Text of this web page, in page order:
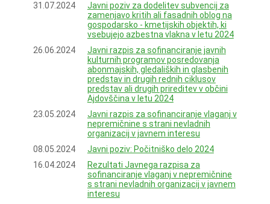
31.07.2024
Javni poziv za dodelitev subvencij za
zamenjavo kritih ali fasadnih oblog na
gospodarsko - kmetijskih objektih, ki
vsebujejo azbestna vlakna v letu 2024
26.06.2024
Javni razpis za sofinanciranje javnih
kulturnih programov posredovanja
abonmajskih, gledaliških in glasbenih
predstav in drugih rednih ciklusov
predstav ali drugih prireditev v občini
Ajdovščina v letu 2024
23.05.2024
Javni razpis za sofinanciranje vlaganj v
nepremičnine s strani nevladnih
organizacij v javnem interesu
08.05.2024
Javni poziv: Počitniško delo 2024
16.04.2024
Rezultati Javnega razpisa za
sofinanciranje vlaganj v nepremičnine
s strani nevladnih organizacij v javnem
interesu